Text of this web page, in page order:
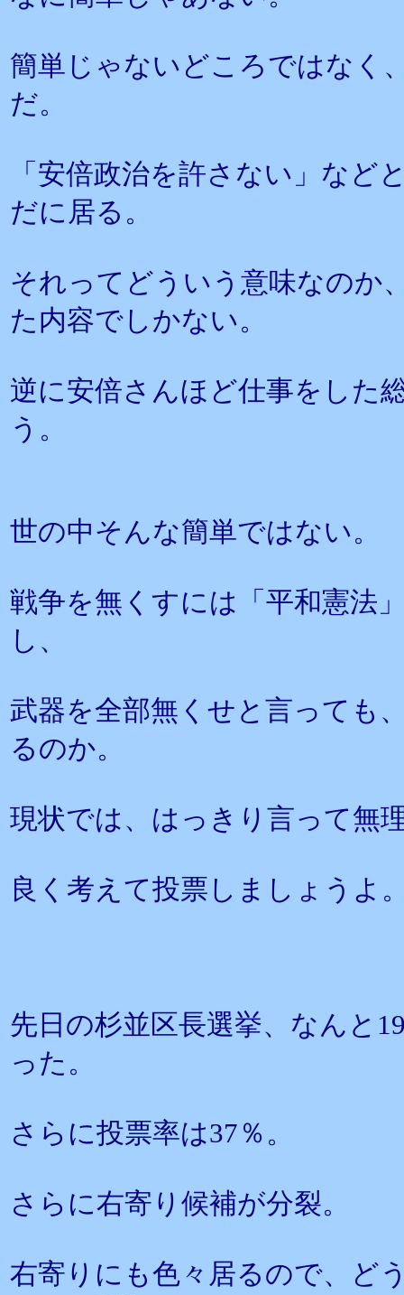
簡単じゃないどころではなく
だ。
「安倍政治を許さない」など
だに居る。
それってどういう意味なのか
た内容でしかない。
逆に安倍さんほど仕事をした
う。
世の中そんな簡単ではない。
戦争を無くすには「平和憲法
し、
武器を全部無くせと言っても
るのか。
現状では、はっきり言って無
良く考えて投票しましょうよ
先日の杉並区長選挙、なんと
った。
さらに投票率は37％。
さらに右寄り候補が分裂。
右寄りにも色々居るので、ど